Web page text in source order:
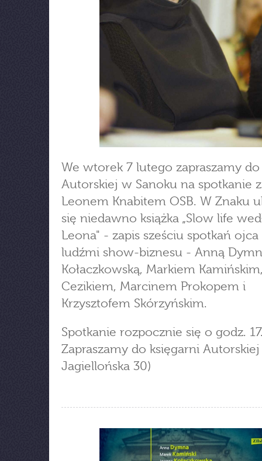
We wtorek 7 lutego zapraszamy
Autorskiej w Sanoku na spotkanie
Leonem Knabitem OSB. W Znaku
się niedawno książka „Slow life
Leona" - zapis sześciu spotkań
ludźmi show-biznesu - Anną
Kołaczkowską, Markiem
Cezikiem, Marcinem Prokopem i
Krzysztofem Skórzyńskim.
Spotkanie rozpocznie się o godz.
Zapraszamy do księgarni
Jagiellońska 30)